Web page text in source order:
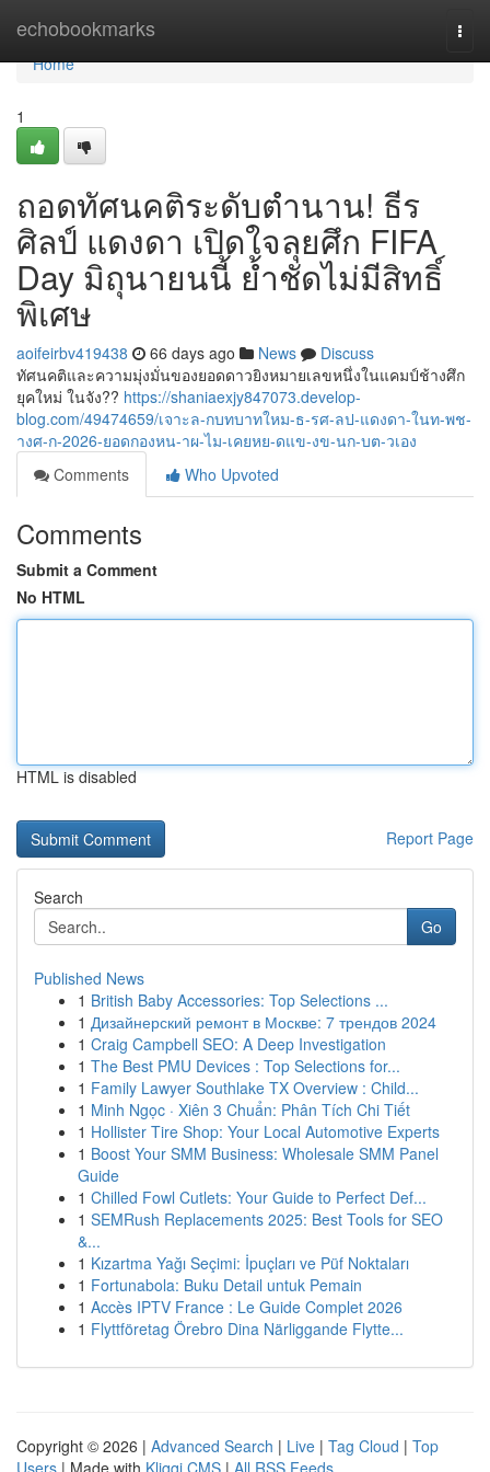
echobookmarks
Home
Home
1
ถอดทัศนคติระดับตำนาน! ธีร
ศิลป์ แดงดา เปิดใจลุยศึก FIFA
Day มิถุนายนนี้ ย้ำชัดไม่มีสิทธิ์
พิเศษ
aoifeirbv419438 66 days ago News
Discuss
ทัศนคติและความมุ่งมั่นของยอดดาวยิงหมายเลขหนึ่งในแคมป์ช้างศึก
ยุคใหม่ ในจัง?? https://shaniaexjy847073.develop-
blog.com/49474659/เจาะล-กบทบาทใหม-ธ-รศ-ลป-แดงดา-ในท-พช-
างศ-ก-2026-ยอดกองหน-าผ-ไม-เคยหย-ดแข-งข-นก-บต-วเอง
Comments
Who Upvoted
Comments
Submit a Comment
No HTML
HTML is disabled
Report Page
Search
Go
Published News
1 British Baby Accessories: Top Selections ...
1 Дизайнерский ремонт в Москве: 7 трендов 2024
1 Craig Campbell SEO: A Deep Investigation
1 The Best PMU Devices : Top Selections for...
1 Family Lawyer Southlake TX Overview : Child...
1 Minh Ngọc · Xiên 3 Chuẩn: Phân Tích Chi Tiết
1 Hollister Tire Shop: Your Local Automotive Experts
1 Boost Your SMM Business: Wholesale SMM Panel
Guide
1 Chilled Fowl Cutlets: Your Guide to Perfect Def...
1 SEMRush Replacements 2025: Best Tools for SEO
&...
1 Kızartma Yağı Seçimi: İpuçları ve Püf Noktaları
1 Fortunabola: Buku Detail untuk Pemain
1 Accès IPTV France : Le Guide Complet 2026
1 Flyttföretag Örebro Dina Närliggande Flytte...
Copyright © 2026 | Advanced Search | Live | Tag Cloud | Top
Users | Made with Kliqqi CMS | All RSS Feeds